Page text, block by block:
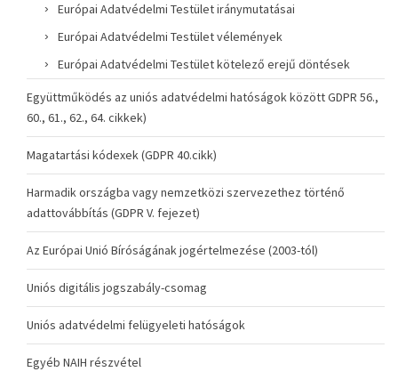
Európai Adatvédelmi Testület iránymutatásai
Európai Adatvédelmi Testület vélemények
Európai Adatvédelmi Testület kötelező erejű döntések
Együttműködés az uniós adatvédelmi hatóságok között GDPR 56.,
60., 61., 62., 64. cikkek)
Magatartási kódexek (GDPR 40.cikk)
Harmadik országba vagy nemzetközi szervezethez történő
adattovábbítás (GDPR V. fejezet)
Az Európai Unió Bíróságának jogértelmezése (2003-tól)
Uniós digitális jogszabály-csomag
Uniós adatvédelmi felügyeleti hatóságok
Egyéb NAIH részvétel